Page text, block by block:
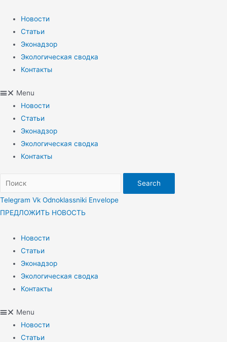
содержимому
Новости
Статьи
Эконадзор
Экологическая сводка
Контакты
Menu
Новости
Статьи
Эконадзор
Экологическая сводка
Контакты
Search
Telegram Vk Odnoklassniki Envelope
ПРЕДЛОЖИТЬ НОВОСТЬ
Новости
Статьи
Эконадзор
Экологическая сводка
Контакты
Menu
Новости
Статьи